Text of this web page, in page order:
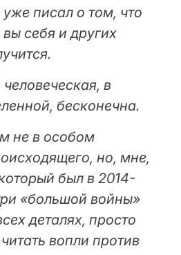
писал о том, что
себя и других
человеческая, в
бесконечна.
не в особом
но, мне,
был в 2014-
«большой войны»
деталях, просто
вопли против